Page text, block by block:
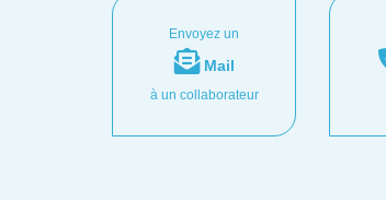
Envoyez un
Mail
à un collaborateur